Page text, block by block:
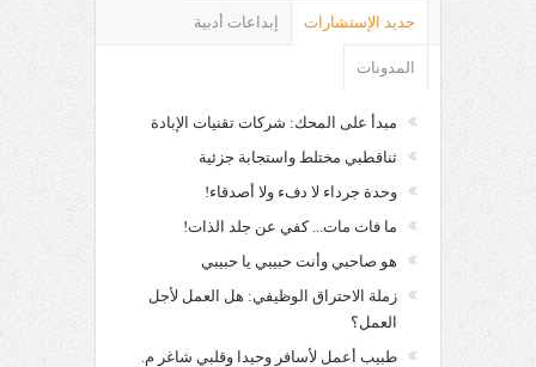
جديد الإستشارات إبداعات أدبية
المدونات
مبدأ على المحك: شركات تقنيات الإبادة
ثناقطبي مختلط واستجابة جزئية
وحدة جرداء لا دفء ولا أصدقاء!
ما فات مات... كفي عن جلد الذات!
هو صاحبي وأنت حبيبي يا حبيبي
زملة الاحتراق الوظيفي: هل العمل لأجل
العمل؟
طبيب أعمل لأسافر وحيدا وقلبي شاغر م.